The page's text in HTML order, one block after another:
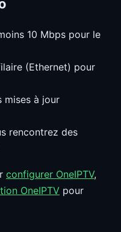
10 Mbps pour le
(Ethernet) pour
mises à jour
rencontrez des
configurer OneIPTV,
OneIPTV pour